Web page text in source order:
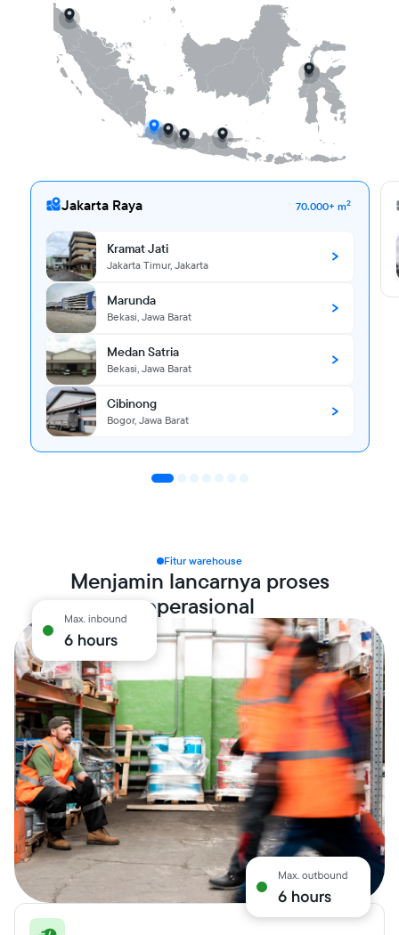
Jakarta Raya 70.000+ m2
Kramat Jati
Jakarta Timur, Jakarta
Marunda
Bekasi, Jawa Barat
Medan Satria
Bekasi, Jawa Barat
Cibinong
Bogor, Jawa Barat
Fitur warehouse
Menjamin lancarnya proses
operasional